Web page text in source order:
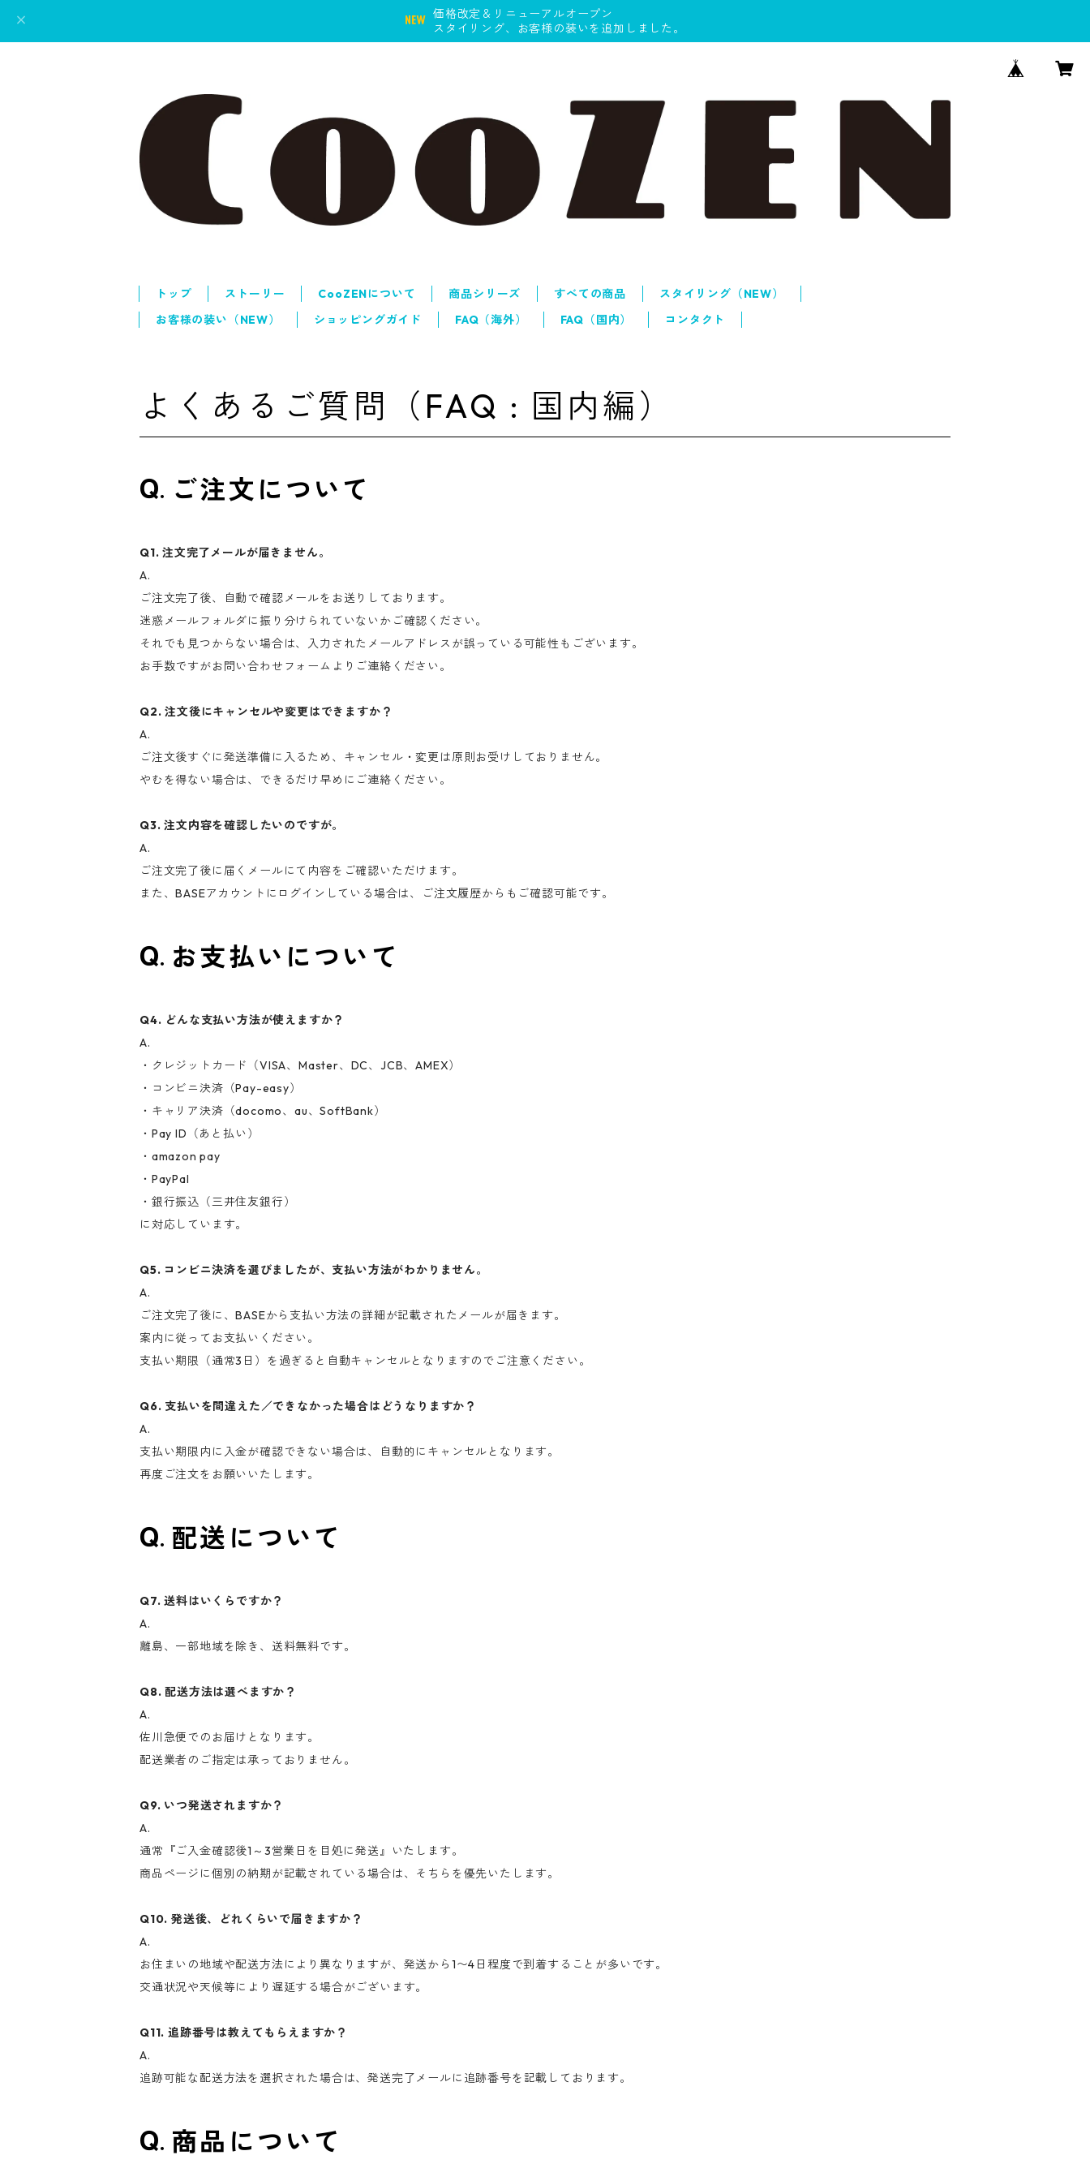
価格改定＆リニューアルオープン
スタイリング、お客様の装いを追加しました。
トップ ストーリー CooZENについて 商品シリーズ すべての商品
スタイリング（NEW）
お客様の装い（NEW）
ショッピングガイド FAQ（海外） FAQ（国内） コンタクト
よくあるご質問（FAQ : 国内編）
ご注文について
Q1. 注文完了メールが届きません。
A.
ご注文完了後、自動で確認メールをお送りしております。
迷惑メールフォルダに振り分けられていないかご確認ください。
それでも見つからない場合は、入力されたメールアドレスが誤っている可能性もございます。
お手数ですがお問い合わせフォームよりご連絡ください。
Q2. 注文後にキャンセルや変更はできますか？
A.
ご注文後すぐに発送準備に入るため、キャンセル・変更は原則お受けしておりません。
やむを得ない場合は、できるだけ早めにご連絡ください。
Q3. 注文内容を確認したいのですが。
A.
ご注文完了後に届くメールにて内容をご確認いただけます。
また、BASEアカウントにログインしている場合は、ご注文履歴からもご確認可能です。
お支払いについて
Q4. どんな支払い方法が使えますか？
A.
・クレジットカード（VISA、Master、DC、JCB、AMEX）
・コンビニ決済（Pay-easy）
・キャリア決済（docomo、au、SoftBank）
・Pay ID（あと払い）
・amazon pay
・PayPal
・銀行振込（三井住友銀行）
に対応しています。
Q5. コンビニ決済を選びましたが、支払い方法がわかりません。
A.
ご注文完了後に、BASEから支払い方法の詳細が記載されたメールが届きます。
案内に従ってお支払いください。
支払い期限（通常3日）を過ぎると自動キャンセルとなりますのでご注意ください。
Q6. 支払いを間違えた／できなかった場合はどうなりますか？
A.
支払い期限内に入金が確認できない場合は、自動的にキャンセルとなります。
再度ご注文をお願いいたします。
配送について
Q7. 送料はいくらですか？
A.
離島、一部地域を除き、送料無料です。
Q8. 配送方法は選べますか？
A.
佐川急便でのお届けとなります。
配送業者のご指定は承っておりません。
Q9. いつ発送されますか？
A.
通常『ご入金確認後1～3営業日を目処に発送』いたします。
商品ページに個別の納期が記載されている場合は、そちらを優先いたします。
Q10. 発送後、どれくらいで届きますか？
A.
お住まいの地域や配送方法により異なりますが、発送から1〜4日程度で到着することが多いです。
交通状況や天候等により遅延する場合がございます。
Q11. 追跡番号は教えてもらえますか？
A.
追跡可能な配送方法を選択された場合は、発送完了メールに追跡番号を記載しております。
商品について